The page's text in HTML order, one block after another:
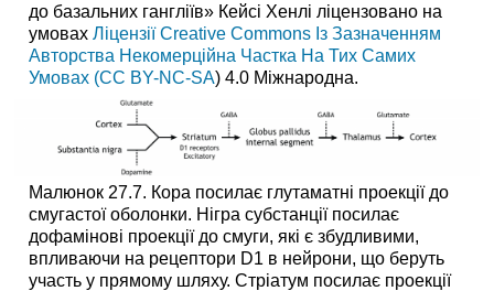
до базальних гангліїв» Кейсі Хенлі ліцензовано на
умовах Ліцензії Creative Commons Із Зазначенням
Авторства Некомерційна Частка На Тих Самих
Умовах (CC BY-NC-SA) 4.0 Міжнародна.
Малюнок 27.7. Кора посилає глутаматні проекції до
смугастої оболонки. Нігра субстанції посилає
дофамінові проекції до смуги, які є збудливими,
впливаючи на рецептори D1 в нейрони, що беруть
участь у прямому шляху. Стріатум посилає проекції